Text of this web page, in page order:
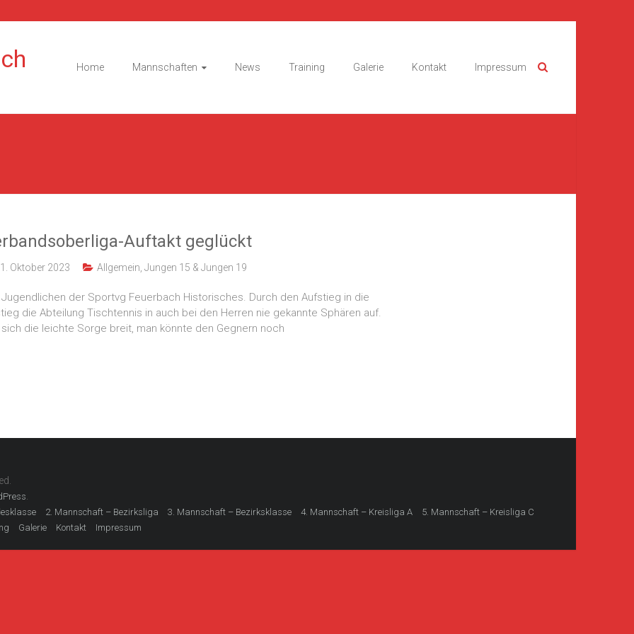
Home Mannschaften News Training Galerie Kontakt Impressum
Auftakt geglückt
Oktober 2023 Allgemein Jungen 15 & Jungen 19
der Sportvg Feuerbach Historisches. Durch den Aufstieg in die
die Abteilung Tischtennis in auch bei den Herren nie gekannte Sphären auf.
die leichte Sorge breit, man könnte den Gegnern noch
2. Mannschaft – Bezirksliga 3. Mannschaft – Bezirksklasse 4. Mannschaft – Kreisliga A
5. Mannschaft – Kreisliga C
Galerie Kontakt Impressum